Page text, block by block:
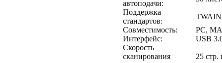
автоподачи:
Поддержка
стандартов:
TWAIN
Совместимость:
PC,
Интерфейс:
USB
Скорость
сканирования
25